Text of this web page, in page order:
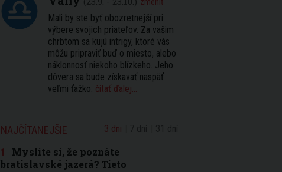
Mali by ste byť obozretnejší pri
výbere svojich priateľov. Za vašim
chrbtom sa kujú intrigy, ktoré vás
môžu pripraviť buď o miesto, alebo
náklonnosť niekoho blízkeho. Jeho
dôvera sa bude získavať naspäť
veľmi ťažko. čítať ďalej...
NAJČÍTANEJŠIE 3 dni
Myslíte si, že poznáte
bratislavské jazerá? Tieto